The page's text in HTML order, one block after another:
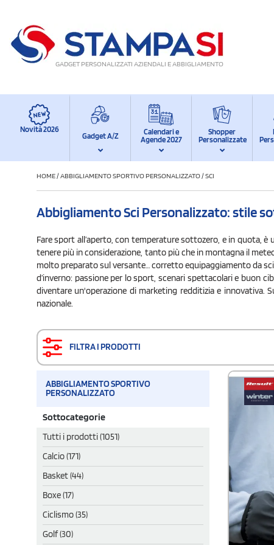
GADGET PERSONALIZZATI AZIENDALI E ABBIGLIAMENTO
Novità 2026
Gadget A/Z
Calendari e
Agende 2027
Shopper
Personalizzate
HOME/ABBIGLIAMENTO SPORTIVO PERSONALIZZATO/SCI
Abbigliamento Sci Personalizzato: stile
Fare sport all’aperto, con temperature sottozero, e in quota,
tenere più in considerazione, tanto più che in montagna il
molto preparato sul versante… corretto equipaggiamento da
d’inverno: passione per lo sport, scenari spettacolari e buon
diventare un'operazione di marketing redditizia e innovativa.
nazionale.
FILTRA I PRODOTTI
ABBIGLIAMENTO SPORTIVO
PERSONALIZZATO
Sottocategorie
Tutti i prodotti (1051)
Calcio (171)
Basket (44)
Boxe (17)
Ciclismo (35)
Golf (30)